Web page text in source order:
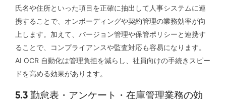
氏名や住所といった項目を正確に抽出して人事システムに連
携することで、オンボーディングや契約管理の業務効率が向
上します。加えて、バージョン管理や保管ポリシーと連携す
ることで、コンプライアンスや監査対応も容易になります。
AI OCR 自動化は管理負担を減らし、社員向けの手続きスピー
ドを高める効果があります。
5.3 勤怠表・アンケート・在庫管理業務の効